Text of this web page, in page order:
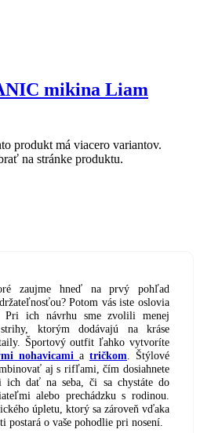
mikina Liam
produkt má viacero variantov.
na stránke produktu.
zaujme hneď na prvý pohľad
Potom vás iste oslovia
Pri ich návrhu sme zvolili menej
ktorým dodávajú na kráse
Športový outfit ľahko vytvoríte
nohavicami a tričkom . Štýlové
aj s rifľami, čím dosiahnete
ich dať na seba, či sa chystáte do
alebo prechádzku s rodinou.
úpletu, ktorý sa zároveň vďaka
postará o vaše pohodlie pri nosení.